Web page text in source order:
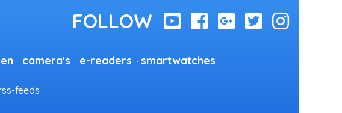
camera's e-readers smartwatches
feeds